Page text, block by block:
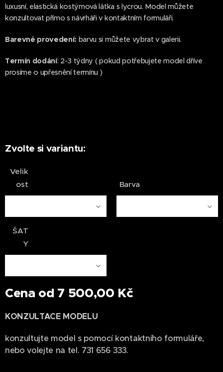
luxusní, elastická kostýmová látka s lycrou. Model můžete
konzultovat přímo s návrháři v kontaktním formuláři.
Barevné provedení: barvu si můžete vybrat v galerii.
Termín dodání: 2-3 týdny ( pokud potřebujete model dříve
prosíme o upřesnění termínu )
Zvolte si variantu:
Velik
ost
Barva
ŠAT
Y
Cena od 7 500,00 Kč
KONZULTACE MODELU
konzultujte model s pomocí kontaktního formuláře,
nebo volejte na tel. 731 656 333.